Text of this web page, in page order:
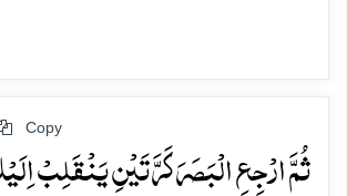
Copy
ثُمَّ ارۡجِعِ الۡبَصَرَ کَرَّتَیۡنِ یَنۡقَلِبۡ